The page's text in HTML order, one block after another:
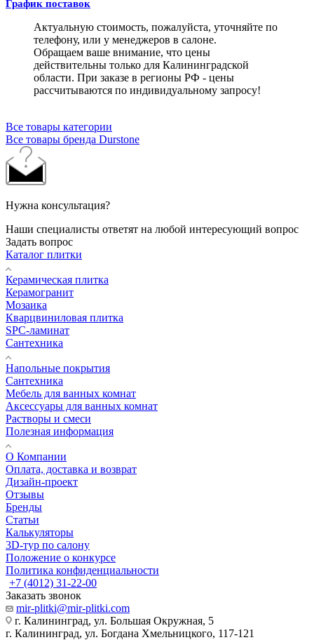
График поставок
Актуальную стоимость, пожалуйста, уточняйте по
телефону, или у менеджеров в салоне.
Обращаем ваше внимание, что цены
действительны только для Калининградской
области. При заказе в регионы РФ - цены
рассчитываются по индивидуальному запросу!
Все товары категории
Все товары бренда Durstone
Нужна консультация?
Наши специалисты ответят на любой интересующий вопрос
Задать вопрос
Каталог плитки
Керамическая плитка
Керамогранит
Мозаика
Кварцвиниловая плитка
SPC-ламинат
Сантехника
Напольные покрытия
Сантехника
Мебель для ванных комнат
Аксессуары для ванных комнат
Растворы и смеси
Полезная информация
О Компании
Оплата, доставка и возврат
Дизайн-проект
Отзывы
Бренды
Статьи
Калькуляторы
3D-тур по салону
Положение о конкурсе
Политика конфиденциальности
+7 (4012) 31-22-00
Заказать звонок
mir-plitki@mir-plitki.com
г. Калининград, ул. Большая Окружная, 5
г. Калининград, ул. Богдана Хмельницкого, 117-121